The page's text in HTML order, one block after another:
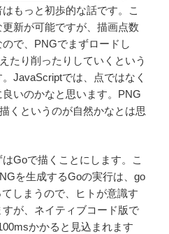
もっと初歩的な話です。こ
新が可能ですが、描画点数
で、PNGでまずロードし
たり削ったりしていくという
JavaScriptでは、点ではなく
いのかなと思います。PNG
くというのが自然かなとは思
Goで描くことにします。こ
を生成するGoの実行は、go
しまうので、ヒトが意識す
が、ネイティブコード版で
かかると見込まれます